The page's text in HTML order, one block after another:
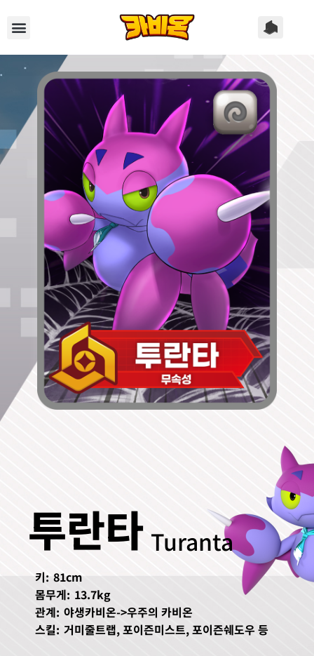
투란타 Turanta
키: 81cm
몸무게: 13.7kg
관계: 야생카비온->우주의 카비온
스킬: 거미줄트랩, 포이즌미스트, 포이즌쉐도우 등